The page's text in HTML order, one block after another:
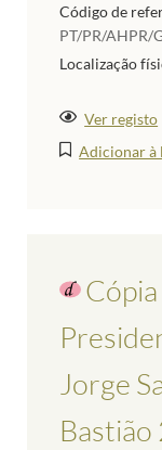
Código de
PT/PR/AHPR/
Localização
Ver registo
Adicionar à
Jorge
Bastião